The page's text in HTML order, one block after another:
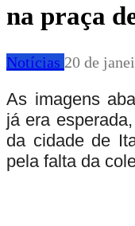
na praça
Notícias 20 de
As imagens
já era
da cidade de
pela falta da